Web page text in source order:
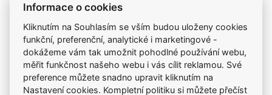
krmiva?
777 319 517 (Po–Pá, 8–15h)
eshop@veterix.cz
Informace o cookies
Kliknutím na Souhlasím se vším budou uloženy cookies
funkční, preferenční, analytické i marketingové -
dokážeme vám tak umožnit pohodlné používání webu,
měřit funkčnost našeho webu i vás cílit reklamou. Své
preference můžete snadno upravit kliknutím na
Nastavení cookies. Kompletní politiku si můžete přečíst